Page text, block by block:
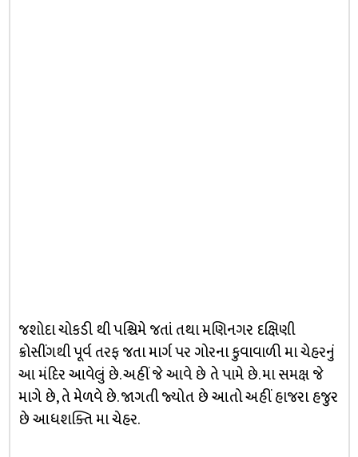
જશોદા ચોકડી થી પશ્ચિમે જતાં તથા મણિનગર દક્ષિણી
ક્રોસીંગથી પૂર્વ તરફ જતા માર્ગ પર ગોરના કુવાવાળી મા ચેહરનું
આ મંદિર આવેલું છે. અહીં જે આવે છે તે પામે છે. મા સમક્ષ જે
માગે છે, તે મેળવે છે. જાગતી જ્યોત છે આતો અહીં હાજરા હજુર
છે આધશક્તિ મા ચેહર.